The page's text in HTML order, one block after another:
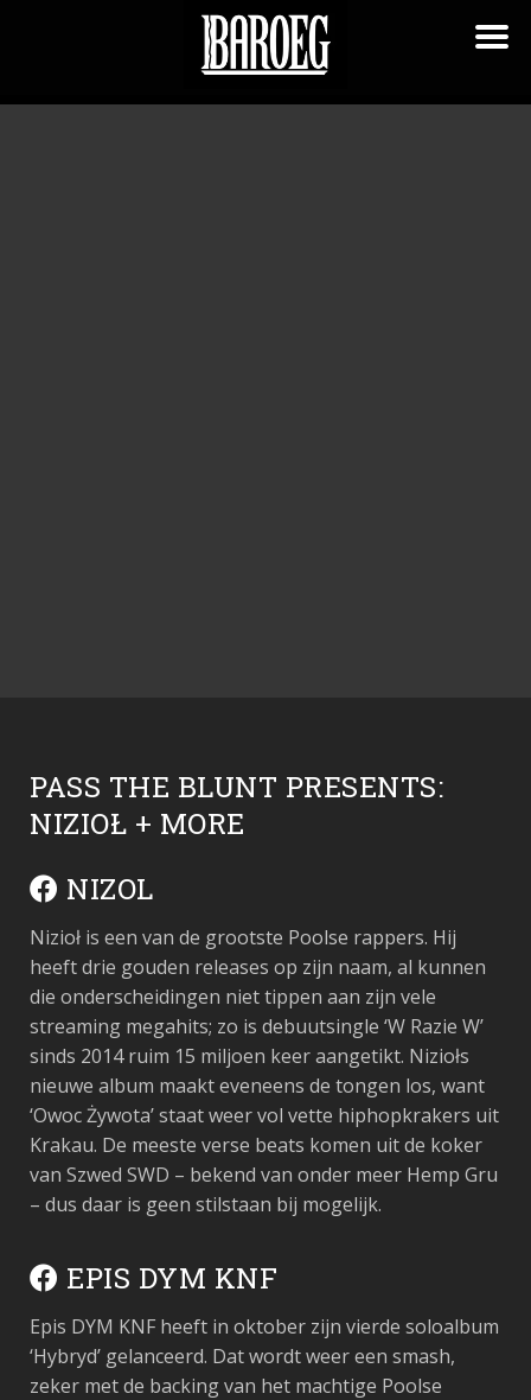
PASS THE BLUNT PRESENTS:
NIZIOŁ + MORE
NIZOL
Nizioł is een van de grootste Poolse rappers. Hij
heeft drie gouden releases op zijn naam, al kunnen
die onderscheidingen niet tippen aan zijn vele
streaming megahits; zo is debuutsingle ‘W Razie W’
sinds 2014 ruim 15 miljoen keer aangetikt. Niziołs
nieuwe album maakt eveneens de tongen los, want
‘Owoc Żywota’ staat weer vol vette hiphopkrakers uit
Krakau. De meeste verse beats komen uit de koker
van Szwed SWD – bekend van onder meer Hemp Gru
– dus daar is geen stilstaan bij mogelijk.
EPIS DYM KNF
Epis DYM KNF heeft in oktober zijn vierde soloalbum
‘Hybryd’ gelanceerd. Dat wordt weer een smash,
zeker met de backing van het machtige Poolse